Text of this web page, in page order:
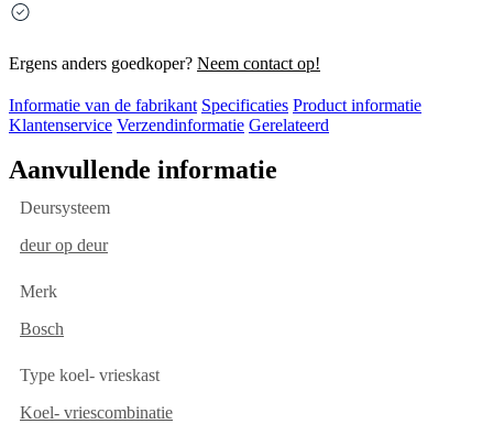
Ergens anders goedkoper? Neem contact op!
Informatie van de fabrikant Specificaties Product informatie
Klantenservice Verzendinformatie Gerelateerd
Aanvullende informatie
Deursysteem
deur op deur
Merk
Bosch
Type koel- vrieskast
Koel- vriescombinatie